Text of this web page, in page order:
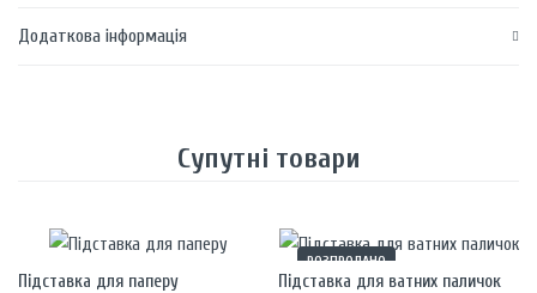
Додаткова інформація
Супутні товари
Підставка для паперу
РОЗПРОДАНО
Підставка для ватних паличок